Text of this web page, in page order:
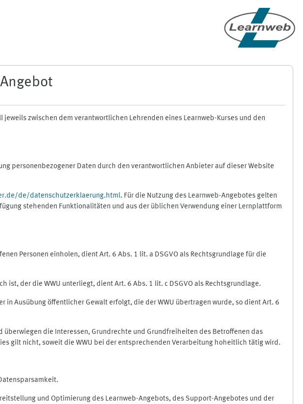
zwischen dem verantwortlichen Lehrenden eines Learnweb-Kurses und den
personenbezogener Daten durch den verantwortlichen Anbieter auf dieser Website
de/datenschutzerklaerung.html. Für die Nutzung des Learnweb-Angebotes gelten
stehenden Funktionalitäten und aus der üblichen Verwendung einer Lernplattform
Personen einholen, dient Art. 6 Abs. 1 lit. a DSGVO als Rechtsgrundlage für die
der die WWU unterliegt, dient Art. 6 Abs. 1 lit. c DSGVO als Rechtsgrundlage.
Ausübung öffentlicher Gewalt erfolgt, die der WWU übertragen wurde, so dient Art. 6
die Interessen, Grundrechte und Grundfreiheiten des Betroffenen das
gilt nicht, soweit die WWU bei der entsprechenden Verarbeitung hoheitlich tätig wird.
und Optimierung des Learnweb-Angebots, des Support-Angebotes und der